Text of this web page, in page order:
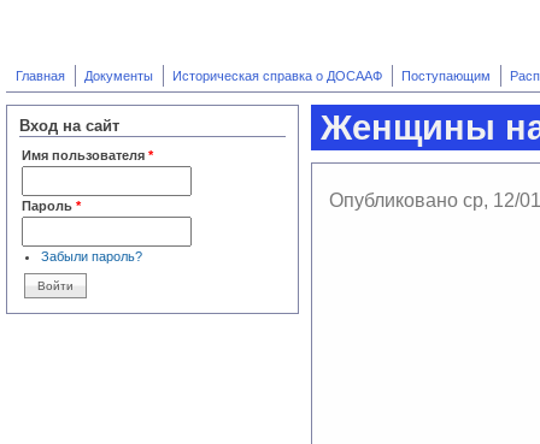
Главная Документы Историческая справка о ДОСААФ Поступающим
Вход на сайт
Имя пользователя *
Пароль *
Забыли пароль?
Женщины на
Опубликовано ср, 12/